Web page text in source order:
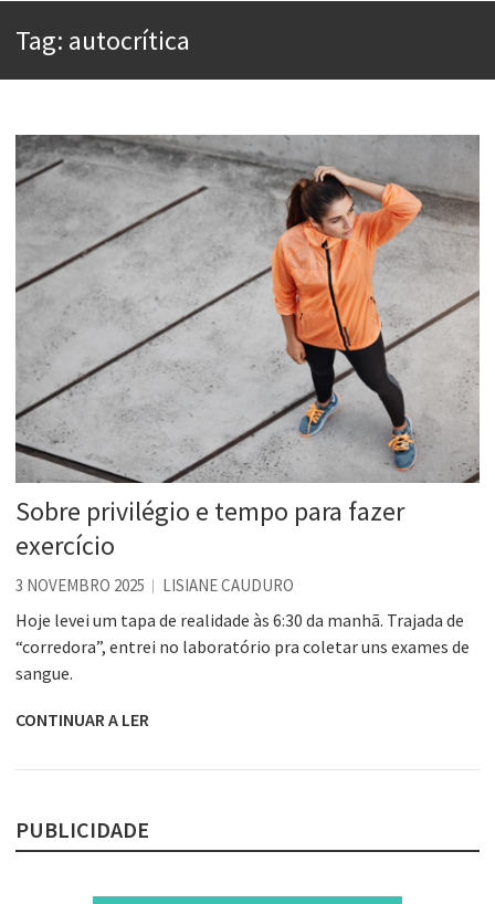
Aprender a fracassar é o segredo do sucesso
Esse tal de Rock Gaúcho
Os causos de Jorge Luis Borges
Voto obrigatório é correto?
Se queres salvar o mundo, o veganismo não é a resposta
Tag: autocrítica
Sobre privilégio e tempo para fazer
exercício
3 NOVEMBRO 2025 LISIANE CAUDURO
Hoje levei um tapa de realidade às 6:30 da manhã. Trajada de
“corredora”, entrei no laboratório pra coletar uns exames de
sangue.
CONTINUAR A LER
PUBLICIDADE